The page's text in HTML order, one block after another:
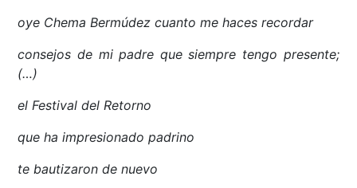
oye Chema Bermúdez cuanto me haces recordar
consejos de mi padre que siempre tengo presente;
(…)
el Festival del Retorno
que ha impresionado padrino
te bautizaron de nuevo